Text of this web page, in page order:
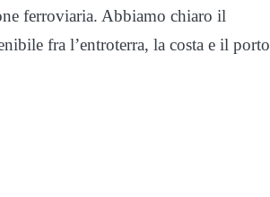
ferroviaria. Abbiamo chiaro il
fra l’entroterra, la costa e il porto